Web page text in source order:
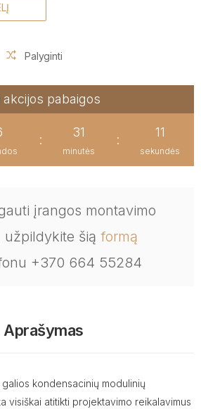
Palyginti
akcijos pabaigos
:
31
minutės
:
11
sekundės
įrangos montavimo
užpildykite šią formą
+370 664 55284
Aprašymas
kondensacinių modulinių
visiškai atitikti projektavimo reikalavimus